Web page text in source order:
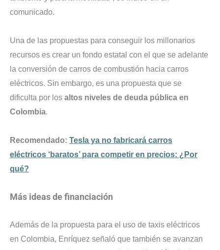
comunicado.
Una de las propuestas para conseguir los millonarios
recursos es crear un fondo estatal con el que se adelante
la conversión de carros de combustión hacia carros
eléctricos. Sin embargo, es una propuesta que se
dificulta por los altos niveles de deuda pública en
Colombia.
Recomendado: Tesla ya no fabricará carros
eléctricos ‘baratos’ para competir en precios: ¿Por
qué?
Más ideas de financiación
Además de la propuesta para el uso de taxis eléctricos
en Colombia, Enríquez señaló que también se avanzan